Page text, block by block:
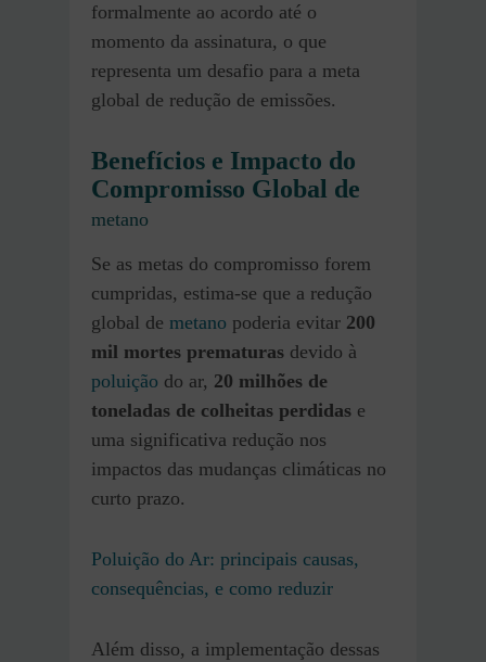
formalmente ao acordo até o
momento da assinatura, o que
representa um desafio para a meta
global de redução de emissões.
Benefícios e Impacto do
Compromisso Global de
metano
Se as metas do compromisso forem
cumpridas, estima-se que a redução
global de metano poderia evitar 200
mil mortes prematuras devido à
poluição do ar, 20 milhões de
toneladas de colheitas perdidas e
uma significativa redução nos
impactos das mudanças climáticas no
curto prazo.
Poluição do Ar: principais causas,
consequências, e como reduzir
Além disso, a implementação dessas